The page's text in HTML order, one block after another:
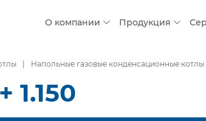
О компании Продукция
Напольные газовые конденсационные котлы
1.150